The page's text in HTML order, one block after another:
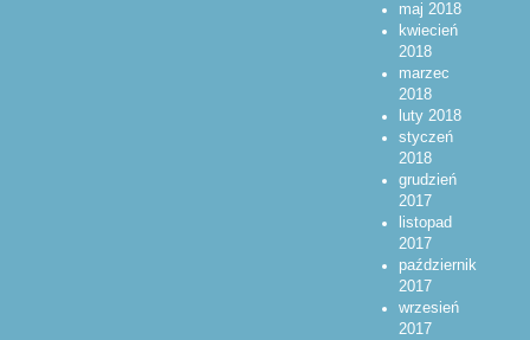
maj 2018
kwiecień
2018
marzec
2018
luty 2018
styczeń
2018
grudzień
2017
listopad
2017
październik
2017
wrzesień
2017